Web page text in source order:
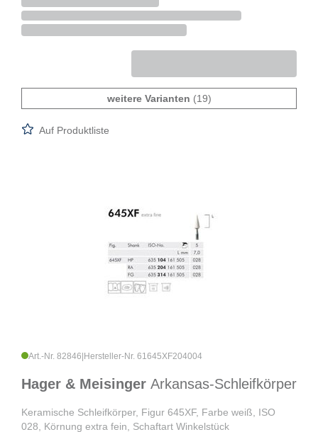
weitere Varianten (19)
Auf Produktliste
Art.-Nr. 82846 Hersteller-Nr. 61645XF204004
Hager & Meisinger Arkansas-Schleifkörper
Keramische Schleifkörper, Figur 645XF, Farbe weiß, ISO
028, Körnung extra fein, Schaftart Winkelstück